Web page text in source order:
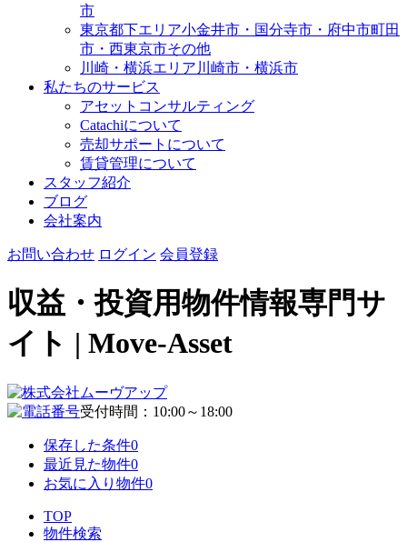
市
東京都下エリア小金井市・国分寺市・府中市町田
市・西東京市その他
川崎・横浜エリア 川崎市・横浜市
私たちのサービス
アセットコンサルティング
Catachiについて
売却サポートについて
賃貸管理について
スタッフ紹介
ブログ
会社案内
お問い合わせ ログイン 会員登録
収益・投資用物件情報専門サ
イト | Move-Asset
受付時間：10:00～18:00
保存した条件0
最近見た物件0
お気に入り物件0
TOP
物件検索